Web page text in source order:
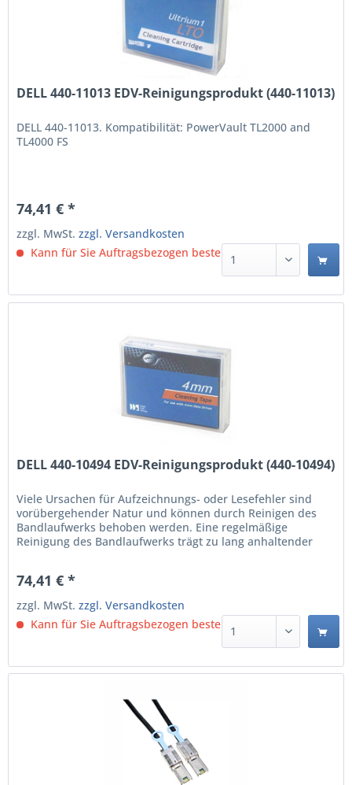
DELL 440-11013 EDV-Reinigungsprodukt (440-11013)
DELL 440-11013. Kompatibilität: PowerVault TL2000 and
TL4000 FS
74,41 € *
zzgl. MwSt.zzgl. Versandkosten
Kann für Sie Auftragsbezogen bestellt werden.
DELL 440-10494 EDV-Reinigungsprodukt (440-10494)
Viele Ursachen für Aufzeichnungs- oder Lesefehler sind
vorübergehender Natur und können durch Reinigen des
Bandlaufwerks behoben werden. Eine regelmäßige
Reinigung des Bandlaufwerks trägt zu lang anhaltender
werden. Die Reinigung mit der Kassette 440-10494 erfolgt
nach...
74,41 € *
zzgl. MwSt.zzgl. Versandkosten
Kann für Sie Auftragsbezogen bestellt werden.